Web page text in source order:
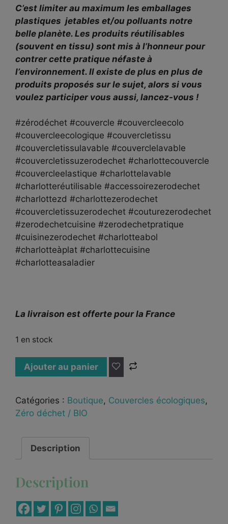
C’est limiter au maximum les emballages
plastiques jetables et/ou polluants notre
belle planète. Les produits réutilisables
(souvent en tissu) sont mis à l’honneur pour
contrer cette pratique néfaste à
l’environnement. Il existe de plus en plus de
produits proposés sur le sujet, alors si vous
voulez participer vous aussi, lancez-vous !
#zérodéchet #couvercle #couvercleecolo
#couvercleecologique #couvercletissu
#couvercletissulavable #couverclelavable
#couvercletissuzerodechet #charlottecouvercle
#couvercleelastique #charlottelavable
#charlotteréutilisable #accessoirezerodechet
#charlottezd #charlottezerodechet
#couvercletissuzerodechet #couturezerodechet
#zerodechetcuisine #zerodechetpratique
#cuisinezerodechet #charlotteabol
#charlotteàplat #charlottecuisine
#charlotteasaladier
La livraison est offerte pour la France
1 en stock
Ajouter au panier
Catégories : Boutique, Couvercles écologiques,
Zéro déchet / BIO
Description
Description